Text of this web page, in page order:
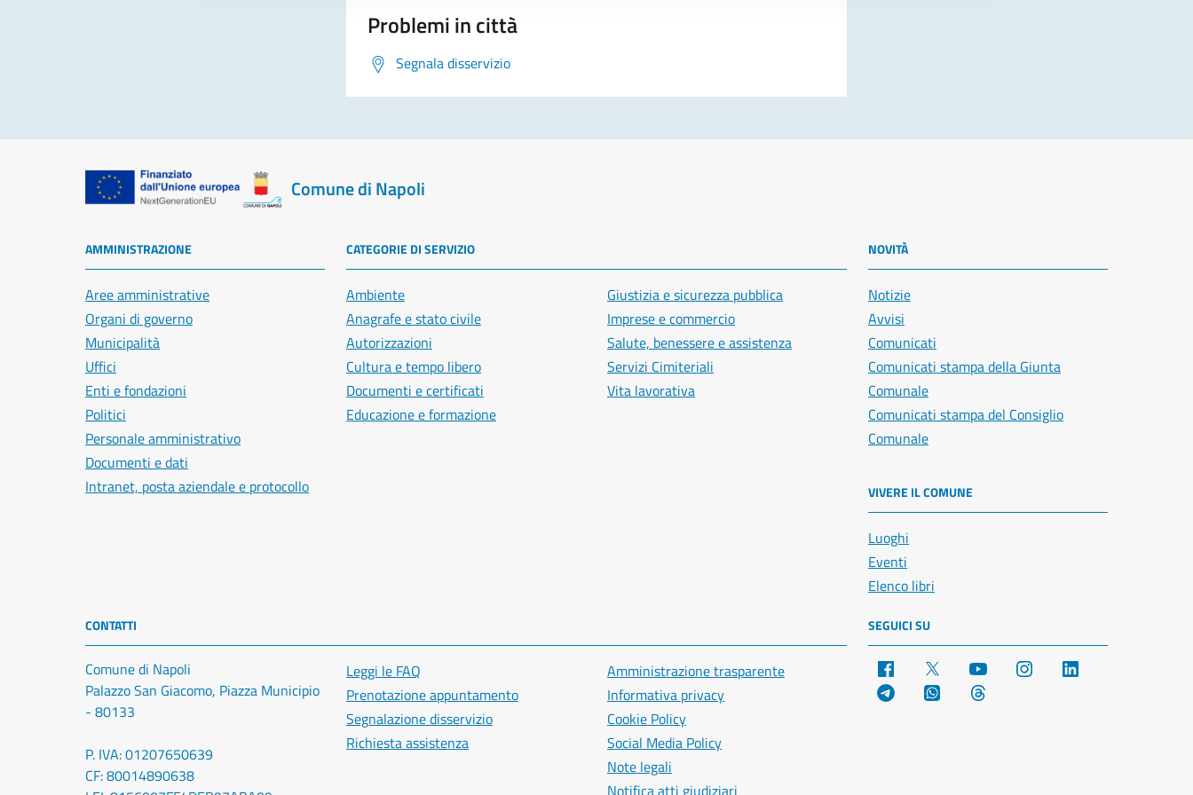
Problemi in città
Segnala disservizio
Comune di Napoli
AMMINISTRAZIONE
Aree amministrative
Organi di governo
Municipalità
Uffici
Enti e fondazioni
Politici
Personale amministrativo
Documenti e dati
Intranet, posta aziendale e protocollo
CATEGORIE DI SERVIZIO
Ambiente
Anagrafe e stato civile
Autorizzazioni
Cultura e tempo libero
Documenti e certificati
Educazione e formazione
Giustizia e sicurezza pubblica
Imprese e commercio
Salute, benessere e assistenza
Servizi Cimiteriali
Vita lavorativa
NOVITÀ
Notizie
Avvisi
Comunicati
Comunicati stampa della Giunta
Comunale
Comunicati stampa del Consiglio
Comunale
VIVERE IL COMUNE
Luoghi
Eventi
Elenco libri
CONTATTI
Comune di Napoli
Palazzo San Giacomo, Piazza Municipio
- 80133
P. IVA: 01207650639
CF: 80014890638
Leggi le FAQ
Prenotazione appuntamento
Segnalazione disservizio
Richiesta assistenza
Amministrazione trasparente
Informativa privacy
Cookie Policy
Social Media Policy
Note legali
SEGUICI SU
Facebook YouTube Instagram
Telegram WhatsApp